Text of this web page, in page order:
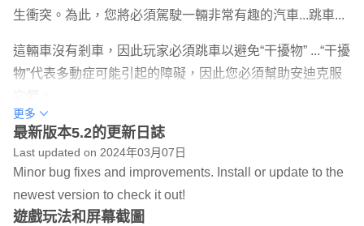
生衝突。為此，您將必須駕駛一輛非常有趣的汽車...跳車...
這輛車沒有剎車，因此玩家必須跳車以避免“干擾物” ...“干擾
物”代表多動症可能引起的障礙，因此您必須幫助安迪克服
在每個級別上，Barks博士都將與Andy（在漫畫中）進行對
話，在其中他解釋有關ADHD的幾件事。該遊戲分為四個主
要章節：
1）“什麼是ADHD？”
更多
最新版本5.2的更新日誌
Last updated on 2024年03月07日
Minor bug fixes and improvements. Install or update to the
newest version to check it out!
遊戲玩法和屏幕截圖